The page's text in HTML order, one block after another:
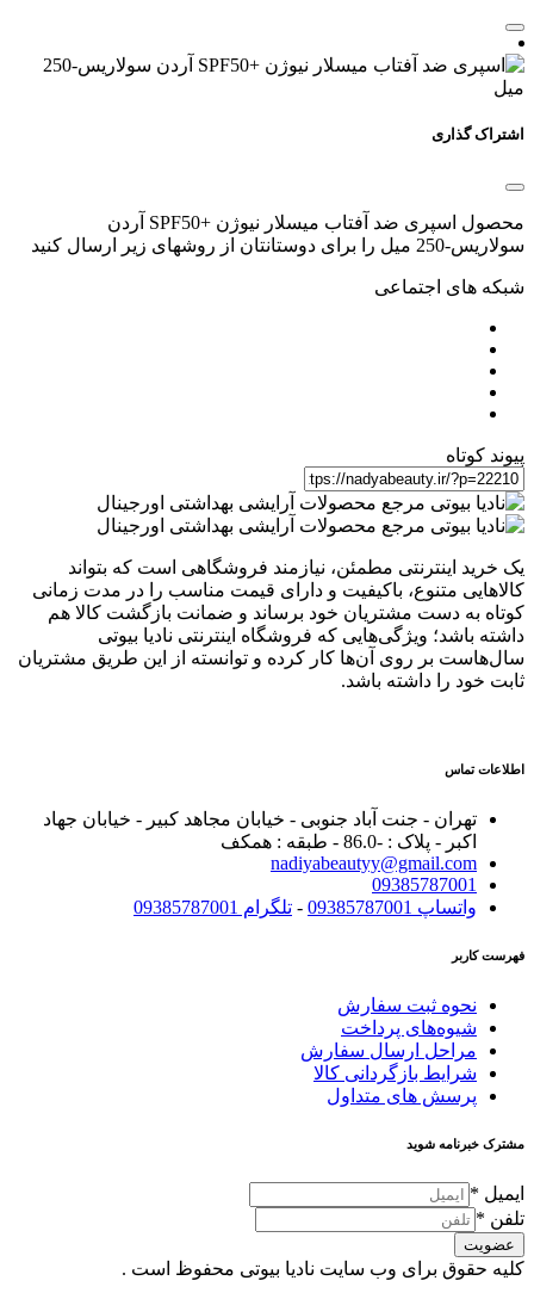
اشتراک گذاری
محصول اسپری ضد آفتاب میسلار نیوژن +SPF50 آردن
سولاریس-250 میل را برای دوستانتان از روشهای زیر ارسال کنید
شبکه های اجتماعی
پیوند کوتاه
یک خرید اینترنتی مطمئن، نیازمند فروشگاهی است که بتواند
کالاهایی متنوع، باکیفیت و دارای قیمت مناسب را در مدت زمانی
کوتاه به دست مشتریان خود برساند و ضمانت بازگشت کالا هم
داشته باشد؛ ویژگی‌هایی که فروشگاه اینترنتی نادیا بیوتی
سال‌هاست بر روی آن‌ها کار کرده و توانسته از این طریق مشتریان
ثابت خود را داشته باشد.
اطلاعات تماس
تهران - جنت آباد جنوبی - خیابان مجاهد کبیر - خیابان جهاد
اکبر - پلاک : -86.0 - طبقه : همکف
nadiyabeautyy@gmail.com
09385787001
واتساپ 09385787001
- تلگرام 09385787001
فهرست کاربر
نحوه ثبت سفارش
شیوه‌های پرداخت
مراحل ارسال سفارش
شرایط بازگردانی کالا
پرسش های متداول
مشترک خبرنامه شوید
ایمیل *
تلفن *
عضویت
کلیه حقوق برای وب سایت نادیا بیوتی محفوظ است .